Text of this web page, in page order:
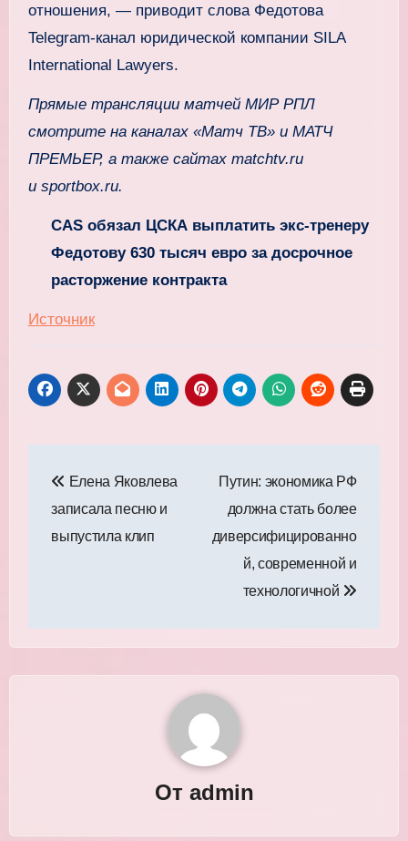
отношения, — приводит слова Федотова
Telegram‑канал юридической компании SILA
International Lawyers.
Прямые трансляции матчей МИР РПЛ
смотрите на каналах «Матч ТВ» и МАТЧ
ПРЕМЬЕР, а также сайтах matchtv.ru
и sportbox.ru.
CAS обязал ЦСКА выплатить экс‑тренеру
Федотову 630 тысяч евро за досрочное
расторжение контракта
Источник
по
записям
Елена Яковлева
записала песню и
выпустила клип
Путин: экономика РФ
должна стать более
диверсифицированно
й, современной и
технологичной
От admin